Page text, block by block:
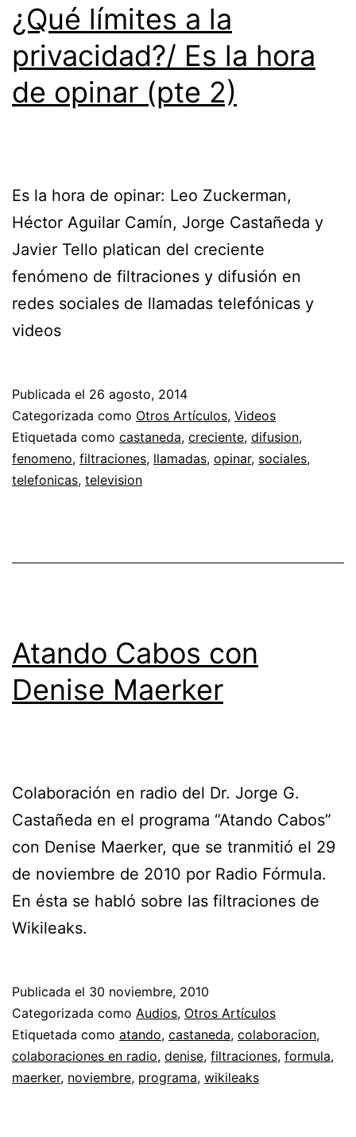
¿Qué límites a la
privacidad?/ Es la hora
de opinar (pte 2)
Es la hora de opinar: Leo Zuckerman,
Héctor Aguilar Camín, Jorge Castañeda y
Javier Tello platican del creciente
fenómeno de filtraciones y difusión en
redes sociales de llamadas telefónicas y
videos
Publicada el 26 agosto, 2014
Categorizada como Otros Artículos, Videos
Etiquetada como castaneda, creciente, difusion,
fenomeno, filtraciones, llamadas, opinar, sociales,
telefonicas, television
Atando Cabos con
Denise Maerker
Colaboración en radio del Dr. Jorge G.
Castañeda en el programa “Atando Cabos”
con Denise Maerker, que se tranmitió el 29
de noviembre de 2010 por Radio Fórmula.
En ésta se habló sobre las filtraciones de
Wikileaks.
Publicada el 30 noviembre, 2010
Categorizada como Audios, Otros Artículos
Etiquetada como atando, castaneda, colaboracion,
colaboraciones en radio, denise, filtraciones, formula,
maerker, noviembre, programa, wikileaks